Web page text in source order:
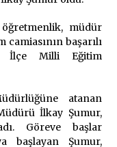
Kurtaran Değil, Yarını
öğretmenlik, müdür
başarılı
İlçe Milli Eğitim
atanan
İlkay Şumur,
Göreve başlar
başlayan Şumur,